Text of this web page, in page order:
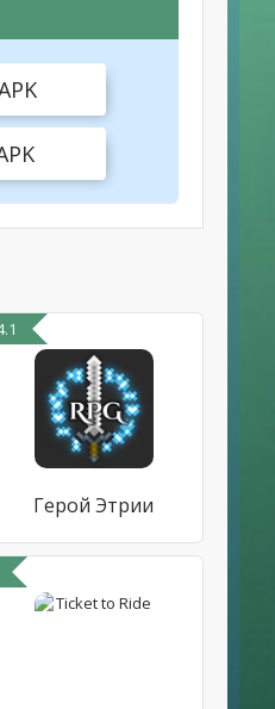
Герой Этрии